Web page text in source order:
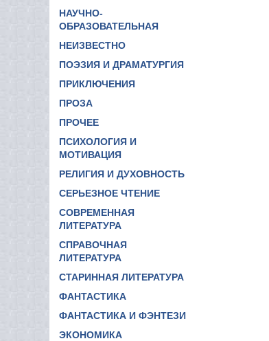
НАУЧНО-
ОБРАЗОВАТЕЛЬНАЯ
НЕИЗВЕСТНО
ПОЭЗИЯ И ДРАМАТУРГИЯ
ПРИКЛЮЧЕНИЯ
ПРОЗА
ПРОЧЕЕ
ПСИХОЛОГИЯ И
МОТИВАЦИЯ
РЕЛИГИЯ И ДУХОВНОСТЬ
СЕРЬЕЗНОЕ ЧТЕНИЕ
СОВРЕМЕННАЯ
ЛИТЕРАТУРА
СПРАВОЧНАЯ
ЛИТЕРАТУРА
СТАРИННАЯ ЛИТЕРАТУРА
ФАНТАСТИКА
ФАНТАСТИКА И ФЭНТЕЗИ
ЭКОНОМИКА